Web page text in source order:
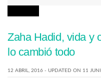
Zaha Hadid, vida y
lo cambió todo
12 ABRIL, 2016 - UPDATED ON 11